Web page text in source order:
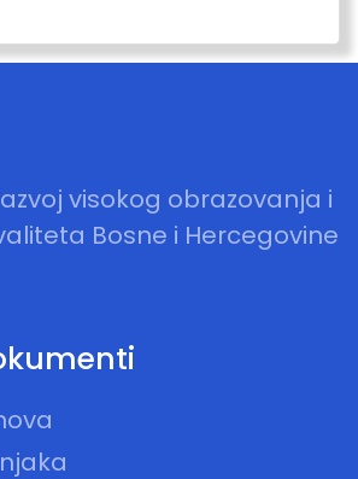
visokog obrazovanja i
Bosne i Hercegovine